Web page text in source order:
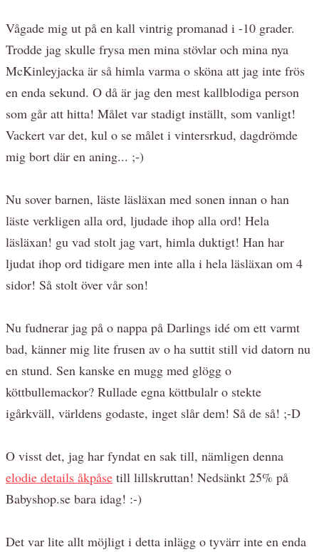
Vågade mig ut på en kall vintrig promanad i -10 grader.
Trodde jag skulle frysa men mina stövlar och mina nya
McKinleyjacka är så himla varma o sköna att jag inte frös
en enda sekund. O då är jag den mest kallblodiga person
som går att hitta! Målet var stadigt inställt, som vanligt!
Vackert var det, kul o se målet i vintersrkud, dagdrömde
mig bort där en aning... ;-)
Nu sover barnen, läste läsläxan med sonen innan o han
läste verkligen alla ord, ljudade ihop alla ord! Hela
läsläxan! gu vad stolt jag vart, himla duktigt! Han har
ljudat ihop ord tidigare men inte alla i hela läsläxan om 4
sidor! Så stolt över vår son!
Nu fudnerar jag på o nappa på Darlings idé om ett varmt
bad, känner mig lite frusen av o ha suttit still vid datorn nu
en stund. Sen kanske en mugg med glögg o
köttbullemackor? Rullade egna köttbulalr o stekte
igårkväll, världens godaste, inget slår dem! Så de så! ;-D
O visst det, jag har fyndat en sak till, nämligen denna
elodie details åkpåse till lillskruttan! Nedsänkt 25% på
Babyshop.se bara idag! :-)
Det var lite allt möjligt i detta inlägg o tyvärr inte en enda